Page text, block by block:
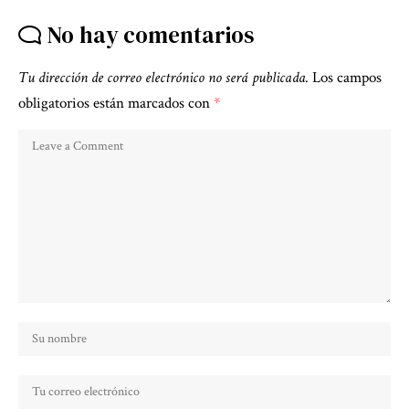
No hay comentarios
Tu dirección de correo electrónico no será publicada. Los campos
obligatorios están marcados con*